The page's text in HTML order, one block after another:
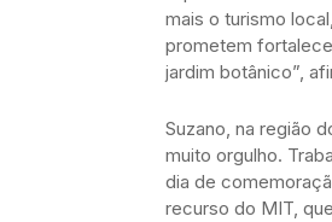
mais o turismo
prometem
jardim botânico”,
Suzano, na região
muito orgulho.
dia de
recurso do MIT,